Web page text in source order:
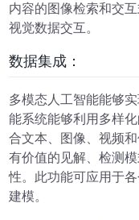
内容的图像检索和交
视觉数据交互。
数据集成：
多模态人工智能能够
能系统能够利用多样
合文本、图像、视频
有价值的见解、检测
性。此功能可应用于
建模。